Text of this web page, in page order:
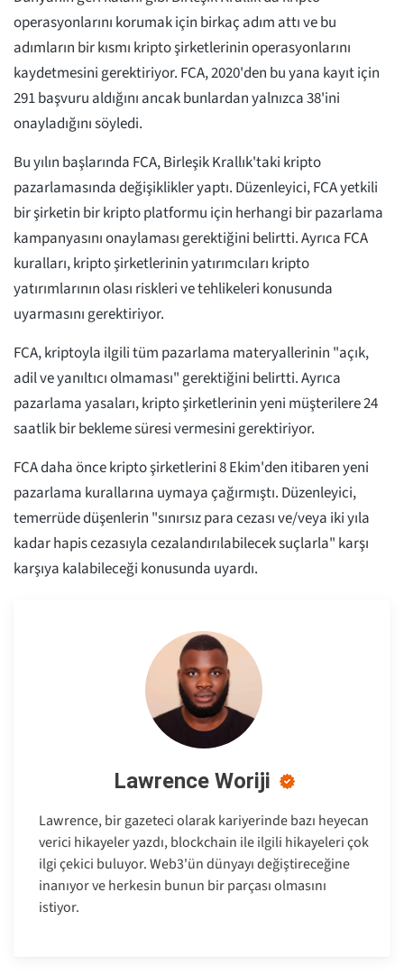
operasyonlarını korumak için birkaç adım attı ve bu
adımların bir kısmı kripto şirketlerinin operasyonlarını
kaydetmesini gerektiriyor. FCA, 2020'den bu yana kayıt için
291 başvuru aldığını ancak bunlardan yalnızca 38'ini
onayladığını söyledi.
Bu yılın başlarında FCA, Birleşik Krallık'taki kripto
pazarlamasında değişiklikler yaptı. Düzenleyici, FCA yetkili
bir şirketin bir kripto platformu için herhangi bir pazarlama
kampanyasını onaylaması gerektiğini belirtti. Ayrıca FCA
kuralları, kripto şirketlerinin yatırımcıları kripto
yatırımlarının olası riskleri ve tehlikeleri konusunda
uyarmasını gerektiriyor.
FCA, kriptoyla ilgili tüm pazarlama materyallerinin "açık,
adil ve yanıltıcı olmaması" gerektiğini belirtti. Ayrıca
pazarlama yasaları, kripto şirketlerinin yeni müşterilere 24
saatlik bir bekleme süresi vermesini gerektiriyor.
FCA daha önce kripto şirketlerini 8 Ekim'den itibaren yeni
pazarlama kurallarına uymaya çağırmıştı. Düzenleyici,
temerrüde düşenlerin "sınırsız para cezası ve/veya iki yıla
kadar hapis cezasıyla cezalandırılabilecek suçlarla" karşı
karşıya kalabileceği konusunda uyardı.
Lawrence Woriji
Lawrence, bir gazeteci olarak kariyerinde bazı heyecan
verici hikayeler yazdı, blockchain ile ilgili hikayeleri çok
ilgi çekici buluyor. Web3'ün dünyayı değiştireceğine
inanıyor ve herkesin bunun bir parçası olmasını
istiyor.